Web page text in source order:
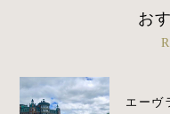
お
エーヴ